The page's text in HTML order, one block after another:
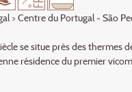
> Centre du Portugal - São
se situe près des thermes
résidence du premier